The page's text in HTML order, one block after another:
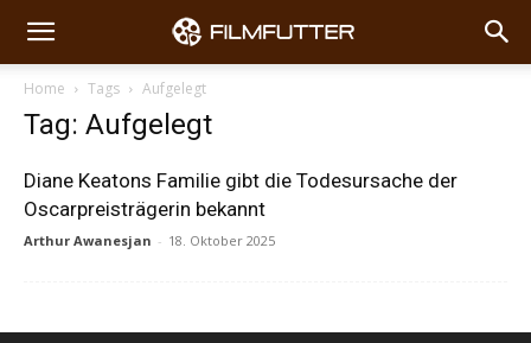
Home Tags Aufgelegt
Tag: Aufgelegt
Diane Keatons Familie gibt die Todesursache der
Oscarpreisträgerin bekannt
Arthur Awanesjan - 18. Oktober 2025